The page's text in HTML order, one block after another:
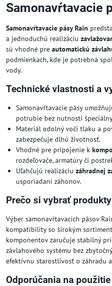
Samonavŕtavacie
Samonavŕtavacie pásy Rain
a jednoduchú realizáciu
sú vhodné pre automatickú
podmienkach, kde je potrebná
vody.
Technické vlastnosti a
Samonavŕtavacie pásy
potrubie bez nutnosti
Materiál odolný voči tlaku a
zabezpečuje dlhú životnosť.
Vhodné pre pripojenie k
rozdeľovače, armatúry či
Uľahčujú realizáciu záhradnej
usporiadaní záhonov.
Prečo si vybrať
Výber samonavŕtavacích pásov
kompatibility so širokým
komponentov zaručuje stabilný
závlahového systému bez
efektívnu starostlivosť o záhradu
Odporúčania na použitie